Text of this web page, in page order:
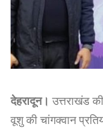
देहरादून। उत्तराखंड
वूशु की चांगक्वान